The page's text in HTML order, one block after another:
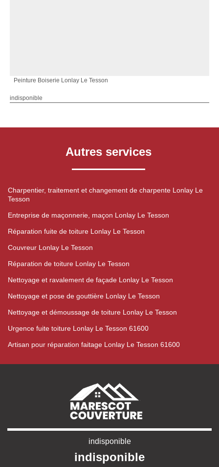
Peinture Boiserie Lonlay Le Tesson
indisponible
Autres services
Charpentier, traitement et changement de charpente Lonlay Le
Tesson
Entreprise de maçonnerie, maçon Lonlay Le Tesson
Réparation fuite de toiture Lonlay Le Tesson
Couvreur Lonlay Le Tesson
Réparation de toiture Lonlay Le Tesson
Nettoyage et ravalement de façade Lonlay Le Tesson
Nettoyage et pose de gouttière Lonlay Le Tesson
Nettoyage et démoussage de toiture Lonlay Le Tesson
Urgence fuite toiture Lonlay Le Tesson 61600
Artisan pour réparation faitage Lonlay Le Tesson 61600
indisponible
indisponible